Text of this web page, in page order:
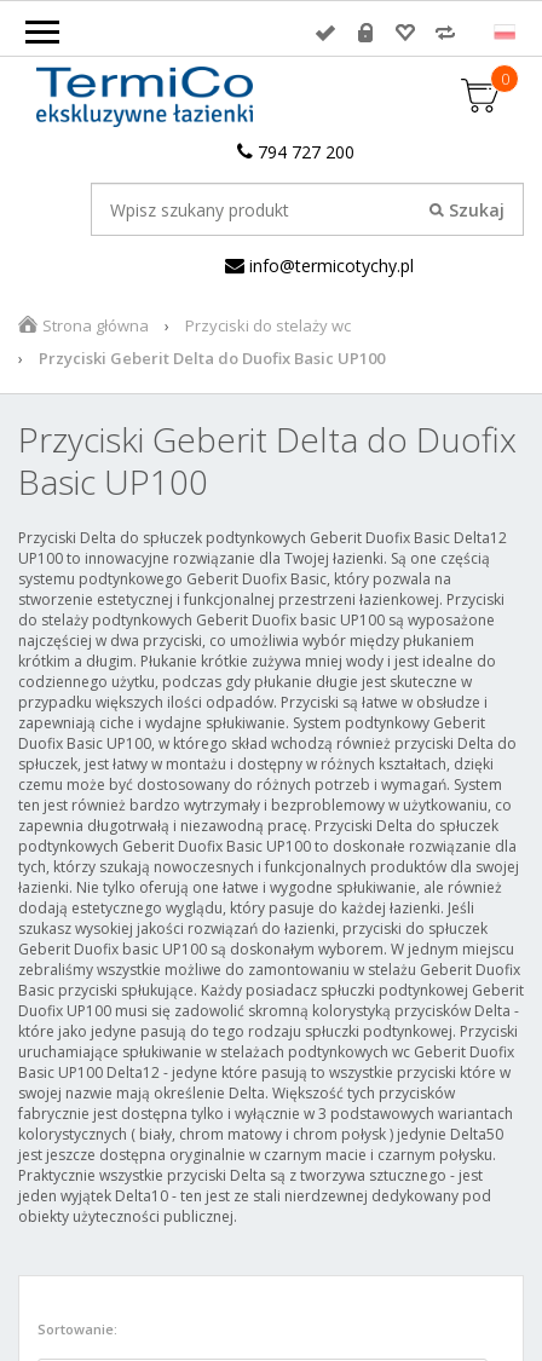
0
794 727 200
info@termicotychy.pl
Strona główna
Przyciski do stelaży wc
Przyciski Geberit Delta do Duofix Basic UP100
Przyciski Geberit Delta do Duofix
Basic UP100
Przyciski Delta do spłuczek podtynkowych Geberit Duofix Basic Delta12
UP100 to innowacyjne rozwiązanie dla Twojej łazienki. Są one częścią
systemu podtynkowego Geberit Duofix Basic, który pozwala na
stworzenie estetycznej i funkcjonalnej przestrzeni łazienkowej. Przyciski
do stelaży podtynkowych Geberit Duofix basic UP100 są wyposażone
najczęściej w dwa przyciski, co umożliwia wybór między płukaniem
krótkim a długim. Płukanie krótkie zużywa mniej wody i jest idealne do
codziennego użytku, podczas gdy płukanie długie jest skuteczne w
przypadku większych ilości odpadów. Przyciski są łatwe w obsłudze i
zapewniają ciche i wydajne spłukiwanie. System podtynkowy Geberit
Duofix Basic UP100, w którego skład wchodzą również przyciski Delta do
spłuczek, jest łatwy w montażu i dostępny w różnych kształtach, dzięki
czemu może być dostosowany do różnych potrzeb i wymagań. System
ten jest również bardzo wytrzymały i bezproblemowy w użytkowaniu, co
zapewnia długotrwałą i niezawodną pracę. Przyciski Delta do spłuczek
podtynkowych Geberit Duofix Basic UP100 to doskonałe rozwiązanie dla
tych, którzy szukają nowoczesnych i funkcjonalnych produktów dla swojej
łazienki. Nie tylko oferują one łatwe i wygodne spłukiwanie, ale również
dodają estetycznego wyglądu, który pasuje do każdej łazienki. Jeśli
szukasz wysokiej jakości rozwiązań do łazienki, przyciski do spłuczek
Geberit Duofix basic UP100 są doskonałym wyborem. W jednym miejscu
zebraliśmy wszystkie możliwe do zamontowaniu w stelażu Geberit Duofix
Basic przyciski spłukujące. Każdy posiadacz spłuczki podtynkowej Geberit
Duofix UP100 musi się zadowolić skromną kolorystyką przycisków Delta -
które jako jedyne pasują do tego rodzaju spłuczki podtynkowej. Przyciski
uruchamiające spłukiwanie w stelażach podtynkowych wc Geberit Duofix
Basic UP100 Delta12 - jedyne które pasują to wszystkie przyciski które w
swojej nazwie mają określenie Delta. Większość tych przycisków
fabrycznie jest dostępna tylko i wyłącznie w 3 podstawowych wariantach
kolorystycznych ( biały, chrom matowy i chrom połysk ) jedynie Delta50
jest jeszcze dostępna oryginalnie w czarnym macie i czarnym połysku.
Praktycznie wszystkie przyciski Delta są z tworzywa sztucznego - jest
jeden wyjątek Delta10 - ten jest ze stali nierdzewnej dedykowany pod
obiekty użyteczności publicznej.
Sortowanie: